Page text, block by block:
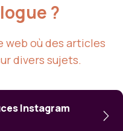
?
web où des articles
divers sujets.
Instagram